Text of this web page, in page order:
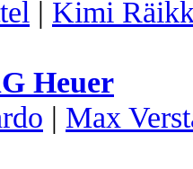
| Kimi
Heuer
| Max